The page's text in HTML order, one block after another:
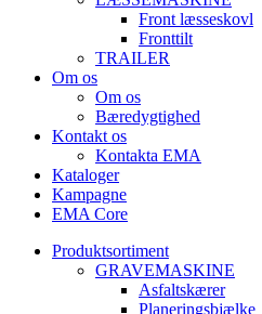
Front læsseskovl
Fronttilt
TRAILER
Om os
Om os
Bæredygtighed
Kontakt os
Kontakta EMA
Kataloger
Kampagne
EMA Core
Produktsortiment
GRAVEMASKINE
Asfaltskærer
Planeringsbjælke